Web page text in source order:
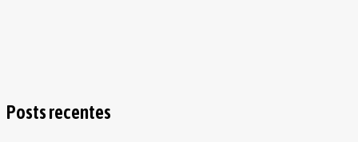
Posts recentes